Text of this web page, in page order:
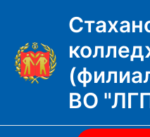
содержимому
ВО